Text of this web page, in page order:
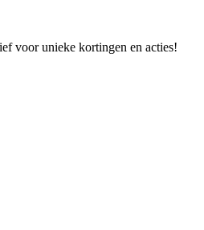
voor unieke kortingen en acties!